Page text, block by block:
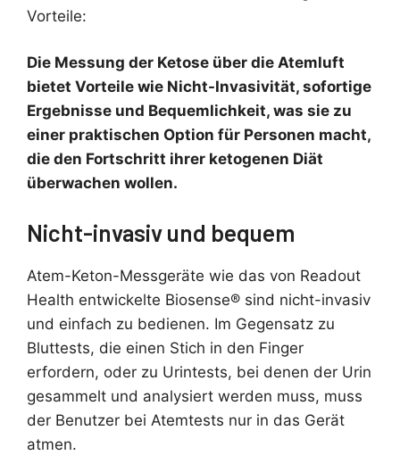
Vorteile:
Die Messung der Ketose über die Atemluft
bietet Vorteile wie Nicht-Invasivität, sofortige
Ergebnisse und Bequemlichkeit, was sie zu
einer praktischen Option für Personen macht,
die den Fortschritt ihrer ketogenen Diät
überwachen wollen.
Nicht-invasiv und bequem
Atem-Keton-Messgeräte wie das von Readout
Health entwickelte Biosense® sind nicht-invasiv
und einfach zu bedienen. Im Gegensatz zu
Bluttests, die einen Stich in den Finger
erfordern, oder zu Urintests, bei denen der Urin
gesammelt und analysiert werden muss, muss
der Benutzer bei Atemtests nur in das Gerät
atmen.